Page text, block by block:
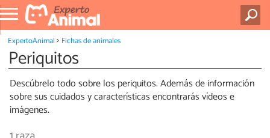
ExpertoAnimal Fichas de animales
Periquitos
Descúbrelo todo sobre los periquitos. Además de información
sobre sus cuidados y características encontrarás vídeos e
imágenes.